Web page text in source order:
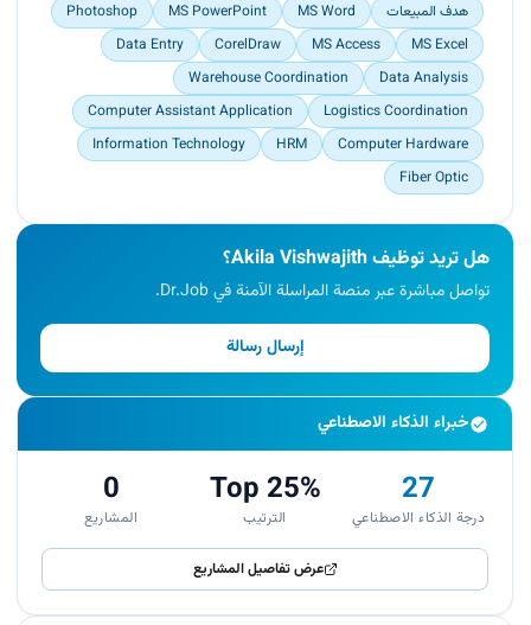
هدف المبيعات
MS Word
MS PowerPoint
Photoshop
MS Excel
MS Access
CorelDraw
Data Entry
Data Analysis
Warehouse Coordination
Logistics Coordination
Computer Assistant Application
Computer Hardware
HRM
Information Technology
Fiber Optic
هل تريد توظيف Akila Vishwajith؟
تواصل مباشرة عبر منصة المراسلة الآمنة في Dr.Job.
إرسال رسالة
خبراء الذكاء الاصطناعي
27
درجة الذكاء الاصطناعي
Top 25%
الترتيب
0
المشاريع
عرض تفاصيل المشاريع